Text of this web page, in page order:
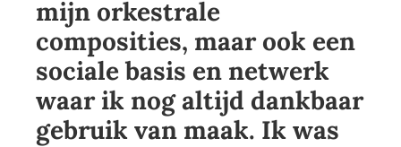
mijn orkestrale
composities, maar ook een
sociale basis en netwerk
waar ik nog altijd dankbaar
gebruik van maak. Ik was